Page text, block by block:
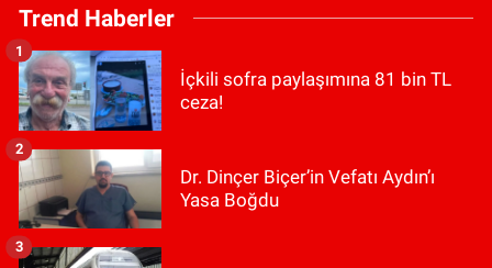
Trend Haberler
İçkili sofra paylaşımına 81 bin TL
ceza!
1
Dr. Dinçer Biçer’in Vefatı Aydın’ı
Yasa Boğdu
2
3